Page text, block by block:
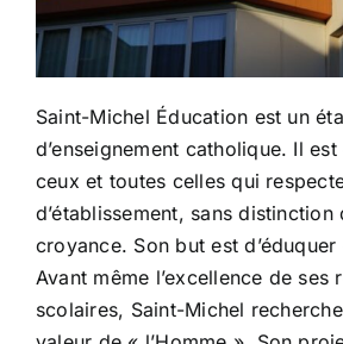
Saint-Michel Éducation est un
d’enseignement catholique. Il
ceux et toutes celles qui
d’établissement, sans distinction
croyance. Son but est
Avant même l’excellence de ses
scolaires, Saint-Michel